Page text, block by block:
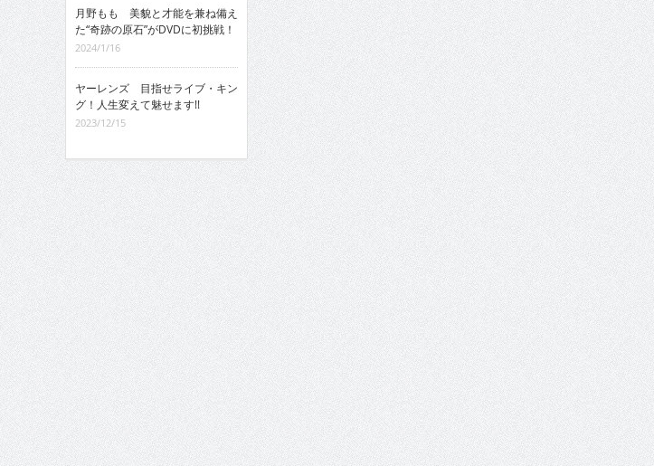
月野もも 美貌と才能を兼ね備え
た“奇跡の原石”がDVDに初挑戦！
2024/1/16
ヤーレンズ 目指せライブ・キン
グ！人生変えて魅せます!!
2023/12/15